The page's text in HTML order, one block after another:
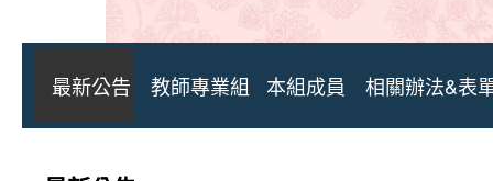
最新公告 教師專業組 本組成員 相關辦法&表